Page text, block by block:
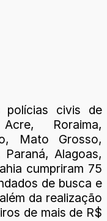
civis de
Roraima,
Mato Grosso,
Alagoas,
cumpriram 75
de busca e
da realização
de mais de R$